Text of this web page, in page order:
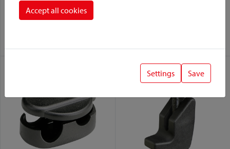
FreerackAccept all cookies
Settings Save